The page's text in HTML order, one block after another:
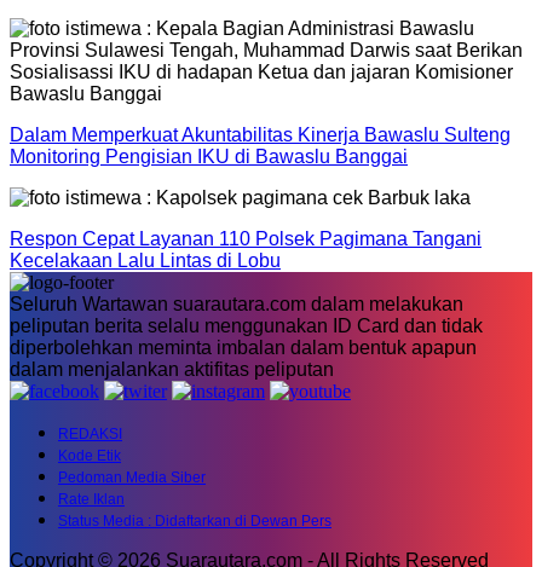
Dalam Memperkuat Akuntabilitas Kinerja Bawaslu Sulteng
Monitoring Pengisian IKU di Bawaslu Banggai
Respon Cepat Layanan 110 Polsek Pagimana Tangani
Kecelakaan Lalu Lintas di Lobu
Seluruh Wartawan suarautara.com dalam melakukan
peliputan berita selalu menggunakan ID Card dan tidak
diperbolehkan meminta imbalan dalam bentuk apapun
dalam menjalankan aktifitas peliputan
REDAKSI
Kode Etik
Pedoman Media Siber
Rate Iklan
Status Media : Didaftarkan di Dewan Pers
Copyright © 2026 Suarautara.com - All Rights Reserved